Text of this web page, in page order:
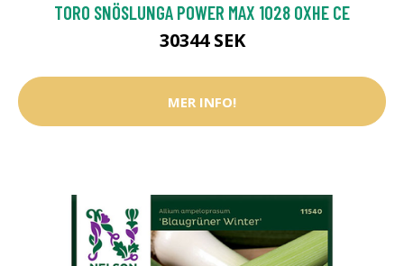
TORO SNÖSLUNGA POWER MAX 1028 OXHE CE
30344 SEK
MER INFO!